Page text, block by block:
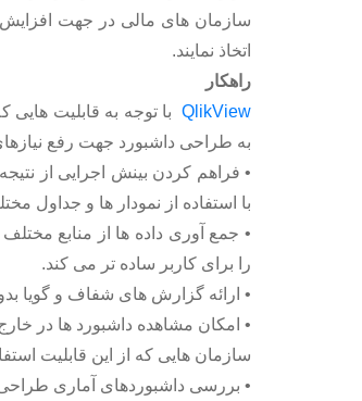
سازمان های مالی در جهت افزایش
اتخاذ نمایند.
راهکار
QlikView با توجه به قابلیت
به طراحی داشبورد جهت رفع نیازهای
با استفاده از نمودار ها و جداول
• جمع آوری داده ها از منابع
را برای کاربر ساده تر می کند.
• ارائه گزارش های شفاف و گویا
• امکان مشاهده داشبورد ها در
سازمان هایی که از این قابلیت
• بررسی داشبوردهای آماری طراحی